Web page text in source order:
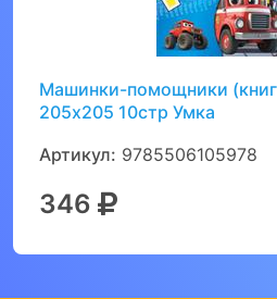
Машинки-помощники
205х205 10стр Умка
Артикул: 9785506105978
346